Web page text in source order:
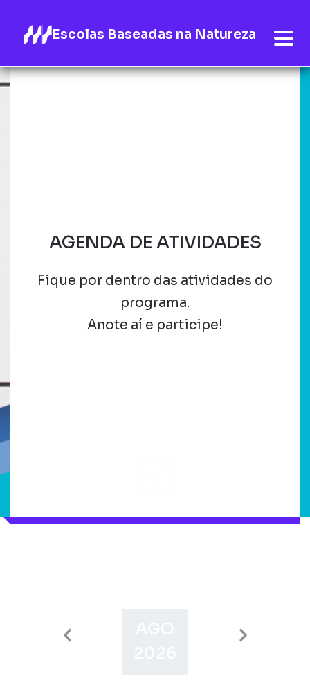
Escolas Baseadas na Natureza
AGENDA DE ATIVIDADES
Fique por dentro das atividades do
programa.
Anote aí e participe!
SET